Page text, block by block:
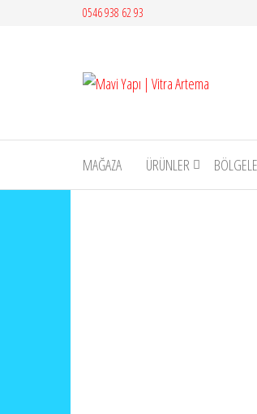
0546 938 62 93
MAĞAZA ÜRÜNLER